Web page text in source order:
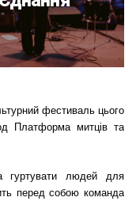
фестиваль цього
Платформа митців та
гуртувати людей для
перед собою команда